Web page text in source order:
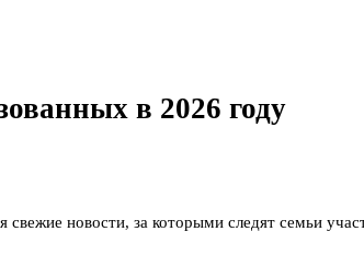
в 2026 году
новости, за которыми следят семьи